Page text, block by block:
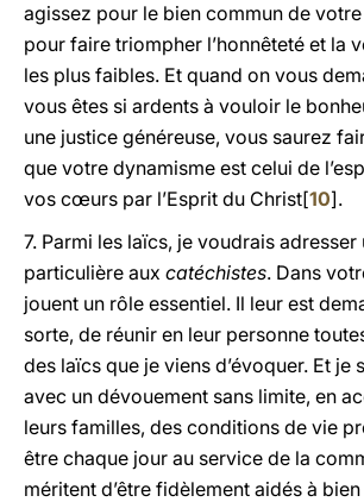
agissez pour le bien commun de
pour faire triompher l’honnêteté et la
les plus faibles. Et quand on vous
vous êtes si ardents à vouloir le
une justice généreuse, vous saurez
que votre dynamisme est celui de
vos cœurs par l’Esprit du Christ[10].
7. Parmi les laïcs, je voudrais adresser
particulière aux catéchistes. Dans
jouent un rôle essentiel. Il leur est
sorte, de réunir en leur personne
des laïcs que je viens d’évoquer. Et je
avec un dévouement sans limite, en
leurs familles, des conditions de vie
être chaque jour au service de la
méritent d’être fidèlement aidés à